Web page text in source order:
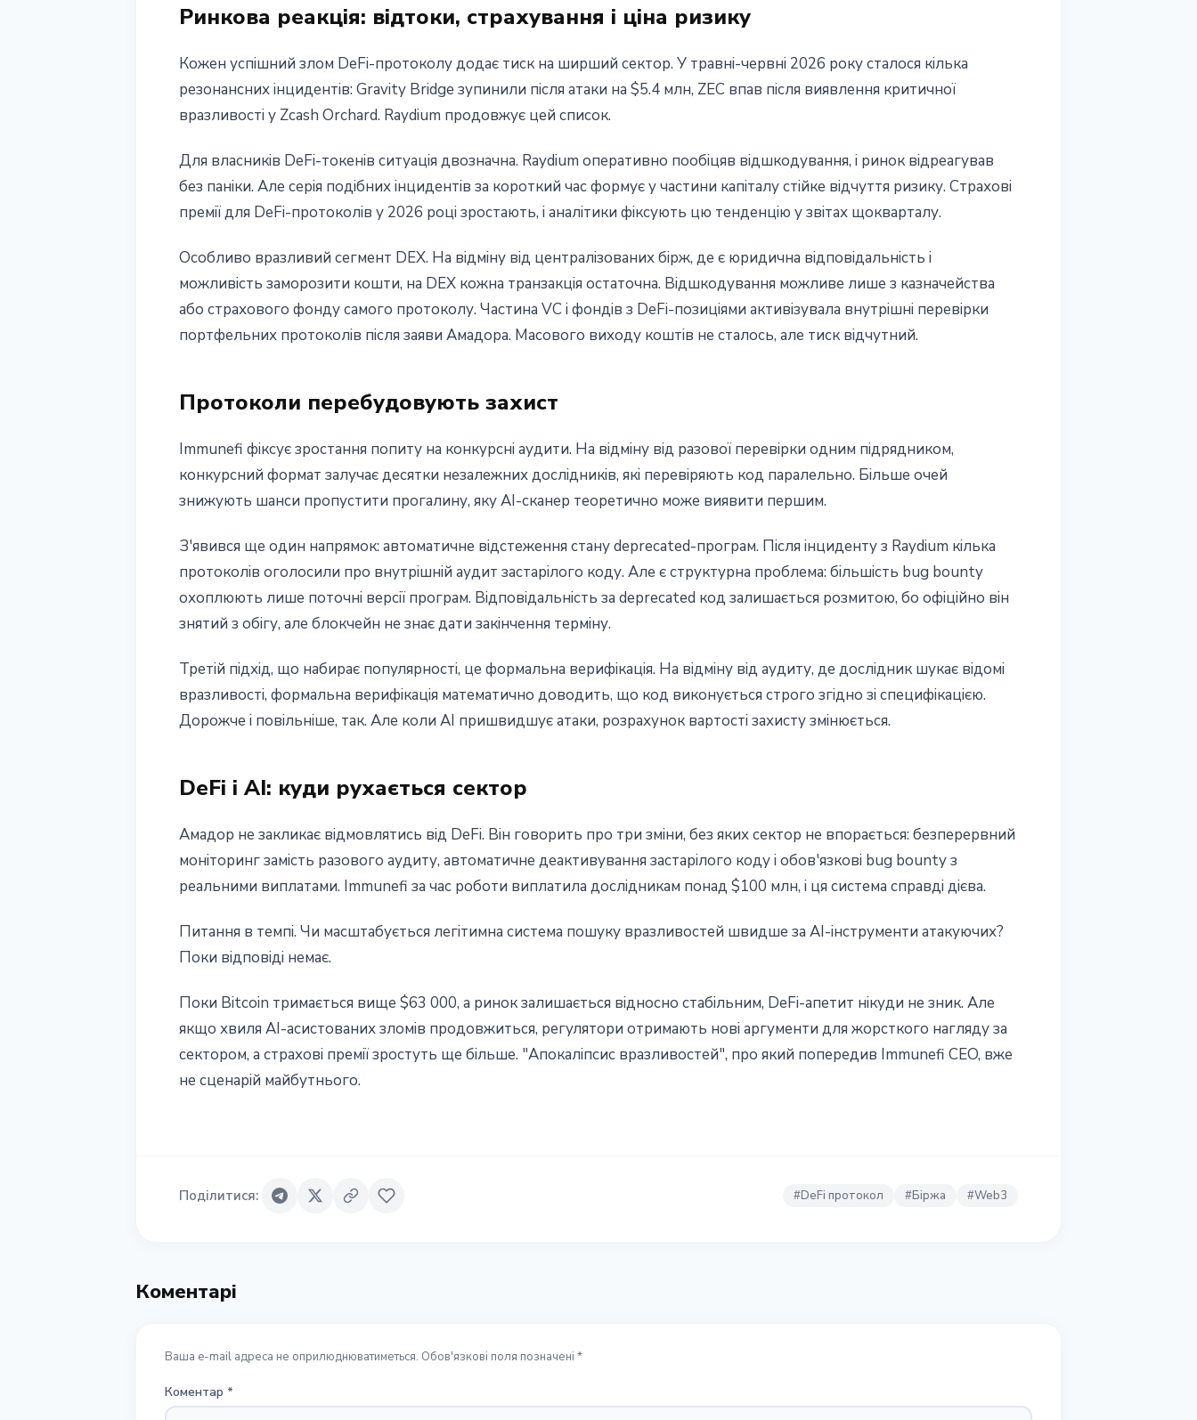
Ринкова реакція: відтоки, страхування і ціна ризику
Кожен успішний злом DeFi-протоколу додає тиск на ширший сектор. У травні-червні 2026 року сталося кілька
резонансних інцидентів: Gravity Bridge зупинили після атаки на $5.4 млн, ZEC впав після виявлення критичної
вразливості у Zcash Orchard. Raydium продовжує цей список.
Для власників DeFi-токенів ситуація двозначна. Raydium оперативно пообіцяв відшкодування, і ринок відреагував
без паніки. Але серія подібних інцидентів за короткий час формує у частини капіталу стійке відчуття ризику. Страхові
премії для DeFi-протоколів у 2026 році зростають, і аналітики фіксують цю тенденцію у звітах щокварталу.
Особливо вразливий сегмент DEX. На відміну від централізованих бірж, де є юридична відповідальність і
можливість заморозити кошти, на DEX кожна транзакція остаточна. Відшкодування можливе лише з казначейства
або страхового фонду самого протоколу. Частина VC і фондів з DeFi-позиціями активізувала внутрішні перевірки
портфельних протоколів після заяви Амадора. Масового виходу коштів не сталось, але тиск відчутний.
Протоколи перебудовують захист
Immunefi фіксує зростання попиту на конкурсні аудити. На відміну від разової перевірки одним підрядником,
конкурсний формат залучає десятки незалежних дослідників, які перевіряють код паралельно. Більше очей
знижують шанси пропустити прогалину, яку AI-сканер теоретично може виявити першим.
З'явився ще один напрямок: автоматичне відстеження стану deprecated-програм. Після інциденту з Raydium кілька
протоколів оголосили про внутрішній аудит застарілого коду. Але є структурна проблема: більшість bug bounty
охоплюють лише поточні версії програм. Відповідальність за deprecated код залишається розмитою, бо офіційно він
знятий з обігу, але блокчейн не знає дати закінчення терміну.
Третій підхід, що набирає популярності, це формальна верифікація. На відміну від аудиту, де дослідник шукає відомі
вразливості, формальна верифікація математично доводить, що код виконується строго згідно зі специфікацією.
Дорожче і повільніше, так. Але коли AI пришвидшує атаки, розрахунок вартості захисту змінюється.
DeFi і AI: куди рухається сектор
Амадор не закликає відмовлятись від DeFi. Він говорить про три зміни, без яких сектор не впорається: безперервний
моніторинг замість разового аудиту, автоматичне деактивування застарілого коду і обов'язкові bug bounty з
реальними виплатами. Immunefi за час роботи виплатила дослідникам понад $100 млн, і ця система справді дієва.
Питання в темпі. Чи масштабується легітимна система пошуку вразливостей швидше за AI-інструменти атакуючих?
Поки відповіді немає.
Поки Bitcoin тримається вище $63 000, а ринок залишається відносно стабільним, DeFi-апетит нікуди не зник. Але
якщо хвиля AI-асистованих зломів продовжиться, регулятори отримають нові аргументи для жорсткого нагляду за
сектором, а страхові премії зростуть ще більше. "Апокаліпсис вразливостей", про який попередив Immunefi CEO, вже
не сценарій майбутнього.
Поділитися: #DeFi протокол #Біржа #Web3
Коментарі
Ваша e-mail адреса не оприлюднюватиметься. Обов'язкові поля позначені *
Коментар *